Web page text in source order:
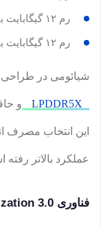
رم ۱۲ گیگابایت با حافظه داخلی ۲۵۶ گیگابایتی
رم ۱۲ گیگابایت با حافظه داخلی ۵۱۲ گیگابایتی
شیائومی در طراحی
LPDDR5X
این انتخاب مصرف
عملکرد بالاتر
فناوری WildBoost Optimization 3.0